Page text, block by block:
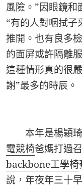
風險。”因眼鏡和
“有的人對咽拭
推開。也有良多
的面屏或許隔離
這種情形真的很
謝”最多的時辰。
本年是楊穎琦
電競椅爸媽打過
backbone工學椅
說，年夜年三十